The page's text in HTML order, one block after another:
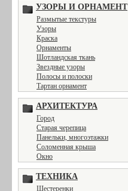
УЗОРЫ И ОРНАМЕНТ
Размытые текстуры
Узоры
Краска
Орнаменты
Шотландская ткань
Звездные узоры
Полосы и полоски
Тартан орнамент
АРХИТЕКТУРА
Город
Старая черепица
Панельки, многоэтажки
Соломенная крыша
Окно
ТЕХНИКА
Шестеренки